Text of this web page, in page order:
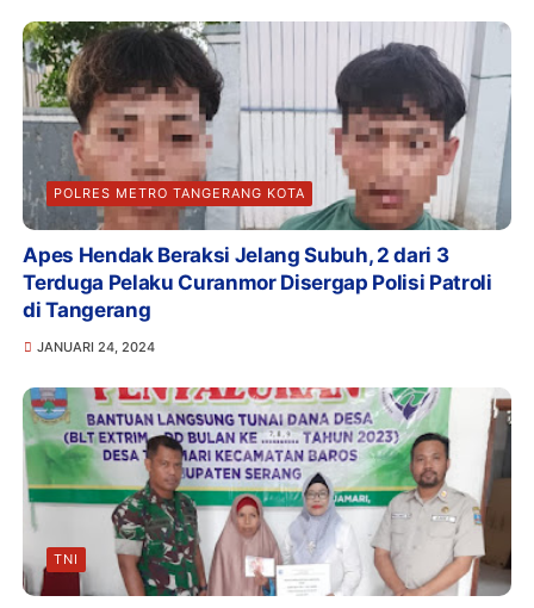
POLRES METRO TANGERANG KOTA
Apes Hendak Beraksi Jelang Subuh, 2 dari 3
Terduga Pelaku Curanmor Disergap Polisi Patroli
di Tangerang
JANUARI 24, 2024
TNI